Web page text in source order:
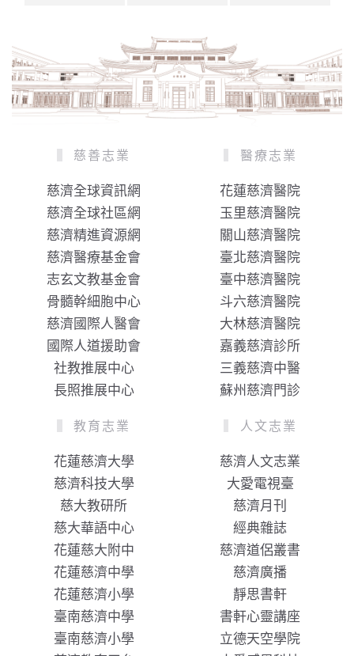
慈善志業
慈濟全球資訊網
慈濟全球社區網
慈濟精進資源網
慈濟醫療基金會
志玄文教基金會
骨髓幹細胞中心
慈濟國際人醫會
國際人道援助會
社教推展中心
長照推展中心
醫療志業
花蓮慈濟醫院
玉里慈濟醫院
關山慈濟醫院
臺北慈濟醫院
臺中慈濟醫院
斗六慈濟醫院
大林慈濟醫院
嘉義慈濟診所
三義慈濟中醫
蘇州慈濟門診
教育志業
花蓮慈濟大學
慈濟科技大學
慈大教研所
慈大華語中心
花蓮慈大附中
花蓮慈濟中學
花蓮慈濟小學
臺南慈濟中學
臺南慈濟小學
人文志業
慈濟人文志業
大愛電視臺
慈濟月刊
經典雜誌
慈濟道侶叢書
慈濟廣播
靜思書軒
書軒心靈講座
立德天空學院